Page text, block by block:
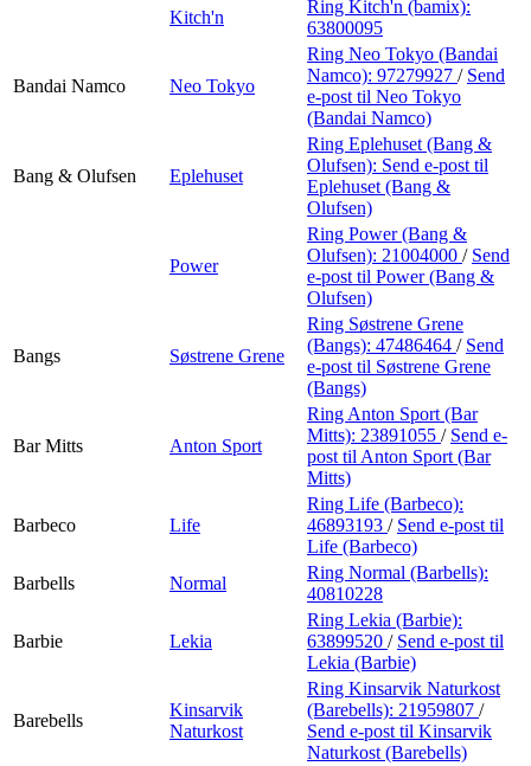
Kitch'n
Ring Kitch'n (bamix):
63800095
Bandai Namco Neo Tokyo
Ring Neo Tokyo (Bandai
Namco): 97279927 / Send
e-post til Neo Tokyo
(Bandai Namco)
Bang & Olufsen Eplehuset
Ring Eplehuset (Bang &
Olufsen): Send e-post til
Eplehuset (Bang &
Olufsen)
Power
Ring Power (Bang &
Olufsen): 21004000 / Send
e-post til Power (Bang &
Olufsen)
Bangs Søstrene Grene
Ring Søstrene Grene
(Bangs): 47486464 / Send
e-post til Søstrene Grene
(Bangs)
Bar Mitts Anton Sport
Ring Anton Sport (Bar
Mitts): 23891055 / Send e-
post til Anton Sport (Bar
Mitts)
Barbeco Life
Ring Life (Barbeco):
46893193 / Send e-post til
Life (Barbeco)
Barbells
Normal
Ring Normal (Barbells):
40810228
Barbie Lekia
Ring Lekia (Barbie):
63899520 / Send e-post til
Lekia (Barbie)
Barebells
Kinsarvik
Naturkost
Ring Kinsarvik Naturkost
(Barebells): 21959807 /
Send e-post til Kinsarvik
Naturkost (Barebells)